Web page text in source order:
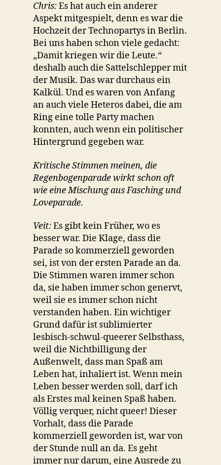
Chris:Es hat auch ein anderer
Aspekt mitgespielt, denn es war die
Hochzeit der Technopartys in Berlin.
Bei uns haben schon viele gedacht:
„Damit kriegen wir die Leute.“
deshalb auch die Sattelschlepper mit
der Musik. Das war durchaus ein
Kalkül. Und es waren von Anfang
an auch viele Heteros dabei, die am
Ring eine tolle Party machen
konnten, auch wenn ein politischer
Hintergrund gegeben war.
Kritische Stimmen meinen, die
Regenbogenparade wirkt schon oft
wie eine Mischung aus Fasching und
Loveparade.
Veit:Es gibt kein Früher, wo es
besser war. Die Klage, dass die
Parade so kommerziell geworden
sei, ist von der ersten Parade an da.
Die Stimmen waren immer schon
da, sie haben immer schon genervt,
weil sie es immer schon nicht
verstanden haben. Ein wichtiger
Grund dafür ist sublimierter
lesbisch-schwul-queerer Selbsthass,
weil die Nichtbilligung der
Außenwelt, dass man Spaß am
Leben hat, inhaliert ist. Wenn mein
Leben besser werden soll, darf ich
als Erstes mal keinen Spaß haben.
Völlig verquer, nicht queer! Dieser
Vorhalt, dass die Parade
kommerziell geworden ist, war von
der Stunde null an da. Es geht
immer nur darum, eine Ausrede zu